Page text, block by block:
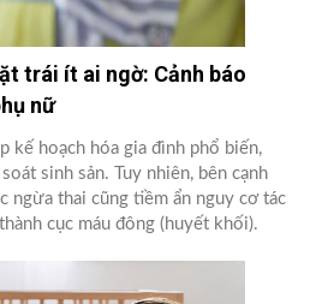
trái ít ai ngờ: Cảnh báo
nữ
kế hoạch hóa gia đình phổ biến,
sinh sản. Tuy nhiên, bên cạnh
ngừa thai cũng tiềm ẩn nguy cơ tác
cục máu đông (huyết khối).